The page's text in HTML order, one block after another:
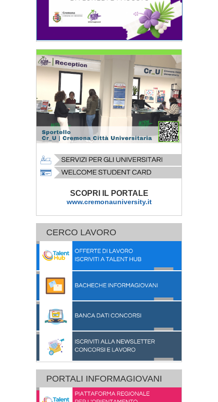
SCOPRI IL PORTALE
www.cremonauniversity.it
CERCO LAVORO
PORTALI INFORMAGIOVANI